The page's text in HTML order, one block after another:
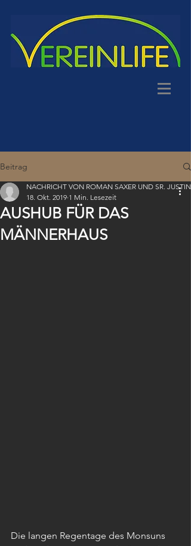
Beitrag
AUSHUB FÜR DAS
MÄNNERHAUS
NACHRICHT VON ROMAN SAXER UND SR. JUSTINA
18. Okt. 2019 1 Min. Lesezeit
Die langen Regentage des Monsuns